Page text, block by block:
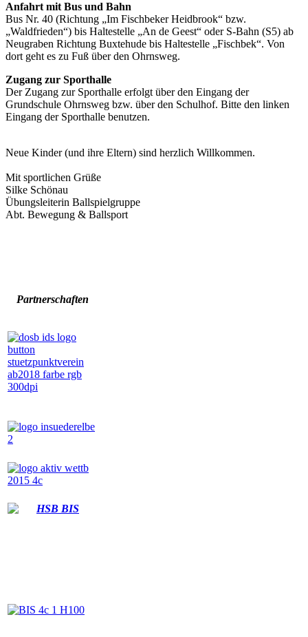
Anfahrt mit Bus und Bahn
Bus Nr. 40 (Richtung „Im Fischbeker Heidbrook“ bzw.
„Waldfrieden“) bis Haltestelle „An de Geest“ oder S-Bahn (S5) ab
Neugraben Richtung Buxtehude bis Haltestelle „Fischbek“. Von
dort geht es zu Fuß über den Ohrnsweg.
Zugang zur Sporthalle
Der Zugang zur Sporthalle erfolgt über den Eingang der
Grundschule Ohrnsweg bzw. über den Schulhof. Bitte den linken
Eingang der Sporthalle benutzen.
Neue Kinder (und ihre Eltern) sind herzlich Willkommen.
Mit sportlichen Grüße
Silke Schönau
Übungsleiterin Ballspielgruppe
Abt. Bewegung & Ballsport
Partnerschaften